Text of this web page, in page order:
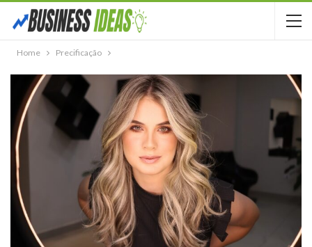
Home Precificação